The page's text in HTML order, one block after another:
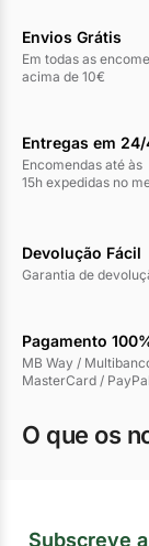
Envios Grátis
Em todas as
acima de 10€
Entregas em
Encomendas até às
15h expedidas no
Devolução Fácil
Garantia de
Pagamento
MB Way /
MasterCard / PayPal
O que os
Subscreve